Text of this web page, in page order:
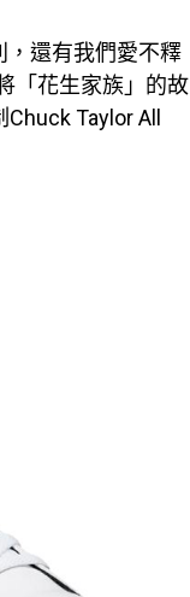
，還有我們愛不釋
「花生家族」的故
Taylor All